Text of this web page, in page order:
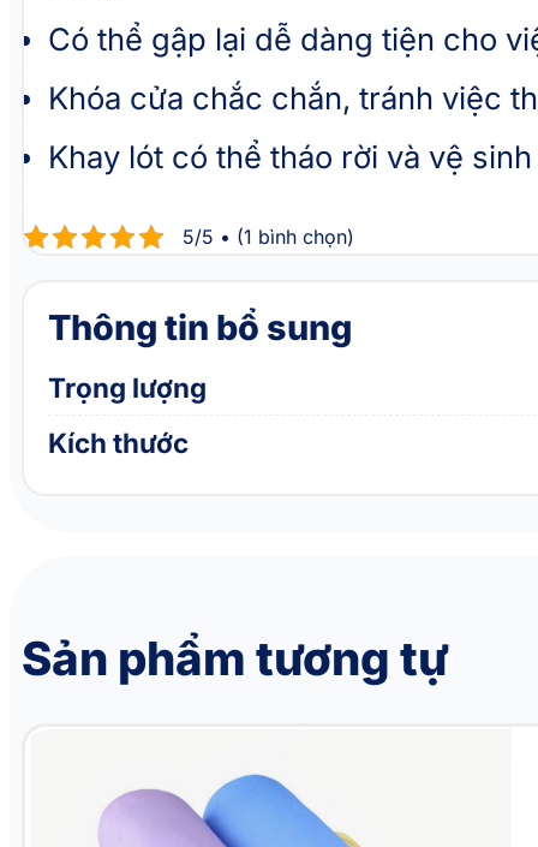
Có thể gập lại dễ dàng tiện cho
Khóa cửa chắc chắn, tránh việc
Khay lót có thể tháo rời và vệ
5/5 • (1 bình chọn)
Thông tin bổ sung
Trọng lượng
Kích thước
Sản phẩm tương tự